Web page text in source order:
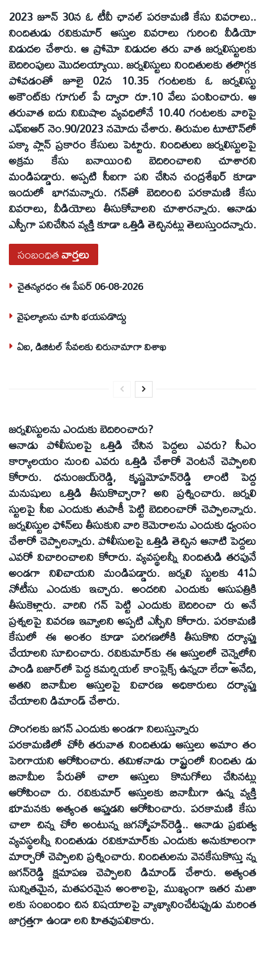
2023 జూన్‌ 30న ఓ టీవీ ఛానల్‌ పరకామణి కేసు వివరాలు..
నిందితుడు రవికుమార్‌ ఆస్తుల వివరాలు గురించి వీడియో
విడుదల చేశారు. ఆ ప్రోమో విడుదల తరు వాత జర్నలిస్టులకు
బెదిరింపులు మొదలయ్యాయి. జర్నలిస్టులు నిందితులకు తలొగ్గక
పోవడంతో జూలై 02న 10.35 గంటలకు ఓ జర్నలిస్టు
అకౌంట్‌కు గూగుల్‌ పే ద్వారా రూ.10 వేలు పంపించారు. ఆ
తరువాత ఐదు నిమిషాల వ్యవధిలోనే 10.40 గంటలకు వారిపై
ఎఫ్‌ఐఆర్‌ నెం.90/2023 నమోదు చేశారు. తిరుమల టూటౌన్‌లో
పక్కా ప్లాన్‌ ప్రకారం కేసులు పెట్టారు. నిందితులు జర్నలిస్టులపై
అక్రమ కేసు బనాయించి బెదిరించాలని చూశారని
మండిపడ్డారు. అప్పటి సీఐగా పని చేసిన చంద్రశేఖర్‌ కూడా
ఇందులో భాగమన్నారు. గన్‌తో బెదిరించి పరకామణి కేసు
వివరాలు, వీడియోలు తీసుకోవాలని చూశారన్నారు. ఆనాడు
ఎస్పీగా పనిచేసిన వ్యక్తి కూడా ఒత్తిడి తెచ్చినట్లు తెలుస్తుందన్నారు.
సంబంధితవార్తలు
చైతన్యరధం ఈ పేపర్ 06-08-2026
వైఫల్యాలను చూసి భయపడొద్దు
ఏఐ, డిజిటల్ సేవలకు చిరునామాగా విశాఖ
జర్నలిస్టులను ఎందుకు బెదిరించారు?
ఆనాడు పోలీసులపై ఒత్తిడి చేసిన పెద్దలు ఎవరు? సీఎం
కార్యాలయం నుంచి ఎవరు ఒత్తిడి చేశారో వెంటనే చెప్పాలని
కోరారు. ధనుంజయ్‌రెడ్డి, కృష్ణమోహన్‌రెడ్డి లాంటి పెద్ద
మనుషులు ఒత్తిడి తీసుకొచ్చారా? అని ప్రశ్నించారు. జర్నలి
స్టులపై సీఐ ఎందుకు తుపాకీ పెట్టి బెదిరించారో చెప్పాలన్నారు.
జర్నలిస్టుల ఫోన్‌లు తీసుకుని వారి కెమెరాలను ఎందుకు ధ్వంసం
చేశారో చెప్పాలన్నారు. పోలీసులపై ఒత్తిడి తెచ్చిన ఆనాటి పెద్దలు
ఎవరో విచారించాలని కోరారు. వ్యవస్థలన్నీ నిందితుడి తరపునే
అండగా నిలిచాయని మండిపడ్డారు. జర్నలి స్టులకు 41ఏ
నోటీసు ఎందుకు ఇచ్చారు. అందరిని ఎందుకు ఆసుపత్రికి
తీసుకెళ్లారు. వారిని గన్‌ పెట్టి ఎందుకు బెదిరించా రు అనే
ప్రశ్నలపై వివరణ ఇవ్వాలని అప్పటి ఎస్పీని కోరారు. పరకామణి
కేసులో ఈ అంశం కూడా పరిగణలోకి తీసుకొని దర్యాప్తు
చేయాలని సూచించారు. రవికుమార్‌కు ఈ ఆస్తులలో చెన్నైలోని
పాండి బజార్‌లో పెద్ద కమర్షియల్‌ కాంప్లెక్స్‌ ఉన్నదా లేదా అనేది,
అతని బినామీల ఆస్తులపై విచారణ అధికారులు దర్యాప్తు
చేయాలని డిమాండ్‌ చేశారు.
దొంగలకు జగన్‌ ఎందుకు అండగా నిలుస్తున్నారు
పరకామణిలో చోరీ తరువాత నిందితుడు ఆస్తులు అమాం తం
పెరిగాయని ఆరోపించారు. తమిళనాడు రాష్ట్రంలో నిందితు డు
బినామీల పేరుతో చాలా ఆస్తులు కొనుగోలు చేసినట్లు
ఆరోపించా రు. రవికుమార్‌ ఆస్తులకు బినామీగా ఉన్న వ్యక్తి
భూమనకు అత్యంత ఆప్తుడని ఆరోపించారు. పరకామణి కేసు
చాలా చిన్న చోరి అంటున్న జగన్మోహన్‌రెడ్డి.. ఆనాడు ప్రభుత్వ
వ్యవస్థలన్నీ నిందితుడు రవికూమార్‌కు ఎందుకు అనుకూలంగా
మార్చారో చెప్పాలని ప్రశ్నించారు. నిందితులను వెనకేసుకొస్తు న్న
జగన్‌రెడ్డి క్షమాపణ చెప్పాలని డిమాండ్‌ చేశారు. అత్యంత
సున్నితమైన, మతపరమైన అంశాలపై, ముఖ్యంగా ఇతర మతా
లకు సంబంధిం చిన విషయాలపై వ్యాఖ్యానించేటప్పుడు మరింత
జాగ్రత్తగా ఉండా లని హితవుపలికారు.